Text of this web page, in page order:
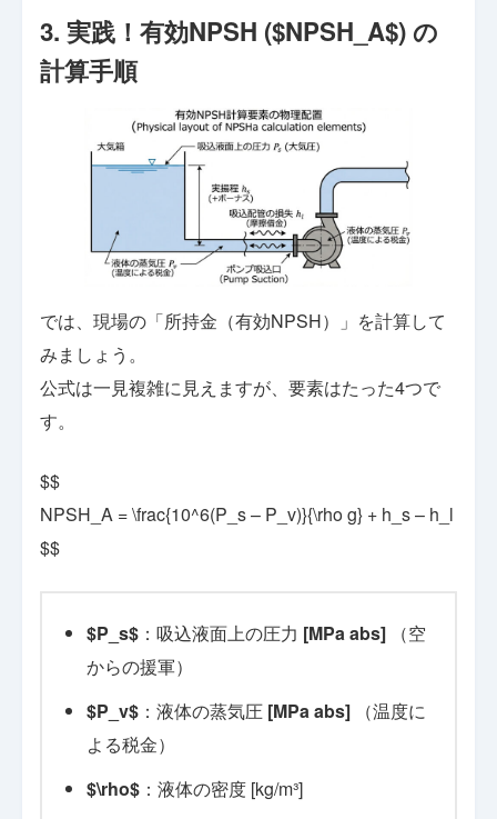
3. 実践！有効NPSH ($NPSH_A$) の
計算手順
では、現場の「所持金（有効NPSH）」を計算して
みましょう。
公式は一見複雑に見えますが、要素はたった4つで
す。
$$
NPSH_A = \frac{10^6(P_s – P_v)}{\rho g} + h_s – h_l
$$
$P_s$ ：吸込液面上の圧力 [MPa abs] （空
からの援軍）
$P_v$ ：液体の蒸気圧 [MPa abs] （温度に
よる税金）
$\rho$ ：液体の密度 [kg/m³]